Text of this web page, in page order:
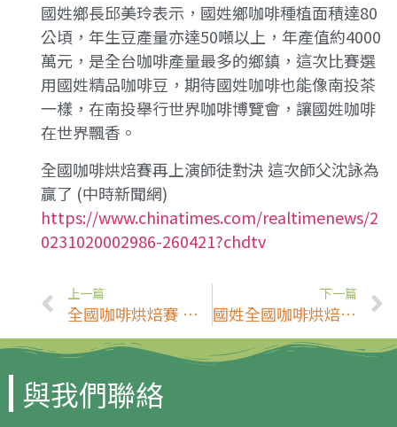
國姓鄉長邱美玲表示，國姓鄉咖啡種植面積達80
公頃，年生豆產量亦達50噸以上，年產值約4000
萬元，是全台咖啡產量最多的鄉鎮，這次比賽選
用國姓精品咖啡豆，期待國姓咖啡也能像南投茶
一樣，在南投舉行世界咖啡博覽會，讓國姓咖啡
在世界飄香。
全國咖啡烘焙賽再上演師徒對決 這次師父沈詠為
贏了 (中時新聞網)
https://www.chinatimes.com/realtimenews/2
0231020002986-260421?chdtv
上一篇
全國咖啡烘焙賽 再度上演師徒之爭
下一篇
國姓全國咖啡烘焙競賽 沈詠為、莫芷晴師徒包辦冠亞軍
與我們聯絡